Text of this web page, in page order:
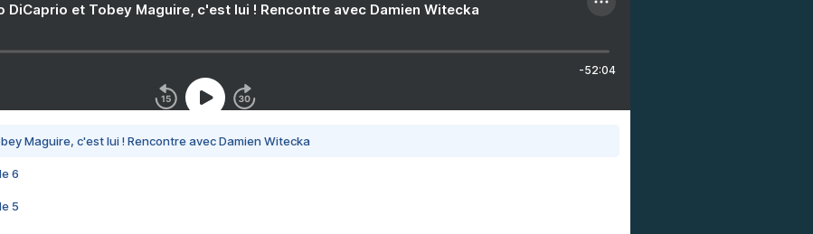
DiCaprio et Tobey Maguire, c'est lui ! Rencontre avec Damien Witecka
-52:04
Maguire, c'est lui ! Rencontre avec Damien Witecka
6
5